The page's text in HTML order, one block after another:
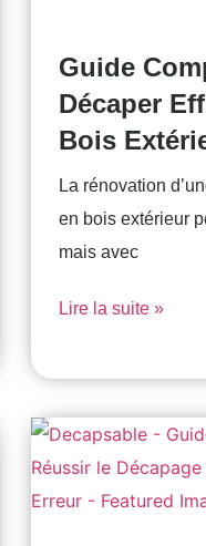
Guide
Décaper
Bois
La rénovation
en bois extérieur
mais avec
Lire la suite »